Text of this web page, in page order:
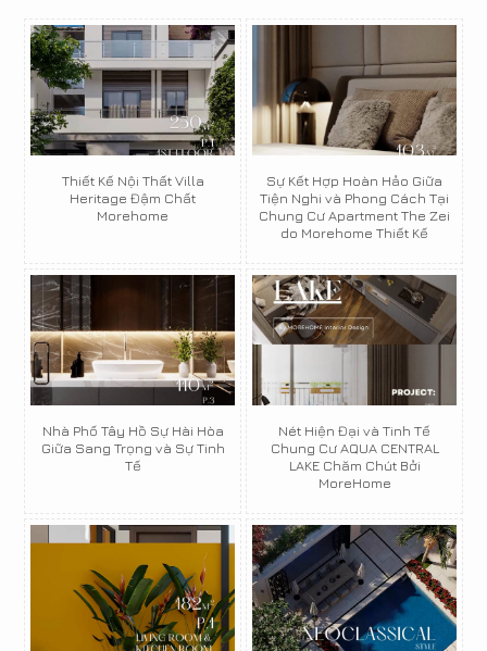
Thiết Kế Nội Thất Villa
Heritage Đậm Chất
Morehome
Sự Kết Hợp Hoàn Hảo Giữa
Tiện Nghi và Phong Cách Tại
Chung Cư Apartment The Zei
do Morehome Thiết Kế
Nhà Phố Tây Hồ Sự Hài Hòa
Giữa Sang Trọng và Sự Tinh
Tế
Nét Hiện Đại và Tinh Tế
Chung Cư AQUA CENTRAL
LAKE Chăm Chút Bởi
MoreHome